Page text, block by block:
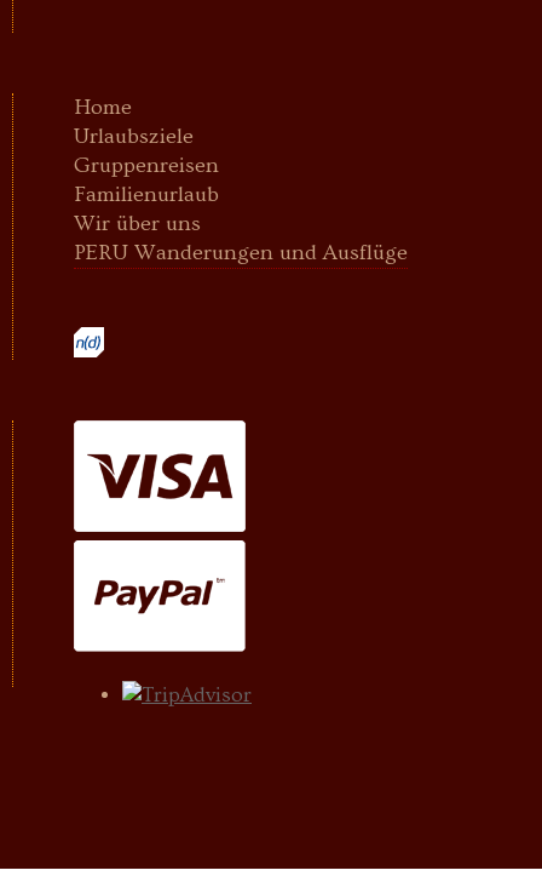
Home
Urlaubsziele
Gruppenreisen
Familienurlaub
Wir über uns
PERU Wanderungen und Ausflüge